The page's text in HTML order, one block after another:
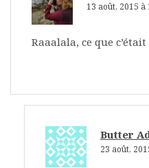
13 août, 2015
Raaalala, ce que
Butter
23 août,